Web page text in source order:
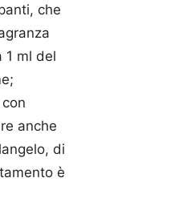
che
1 ml del
anche
di
è